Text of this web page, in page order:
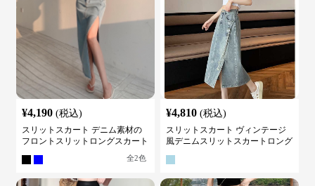
¥4,190 (税込)
スリットスカート デニム素材の
フロントスリットロングスカート
全2色
¥4,810 (税込)
スリットスカート ヴィンテージ
風デニムスリットスカートロング